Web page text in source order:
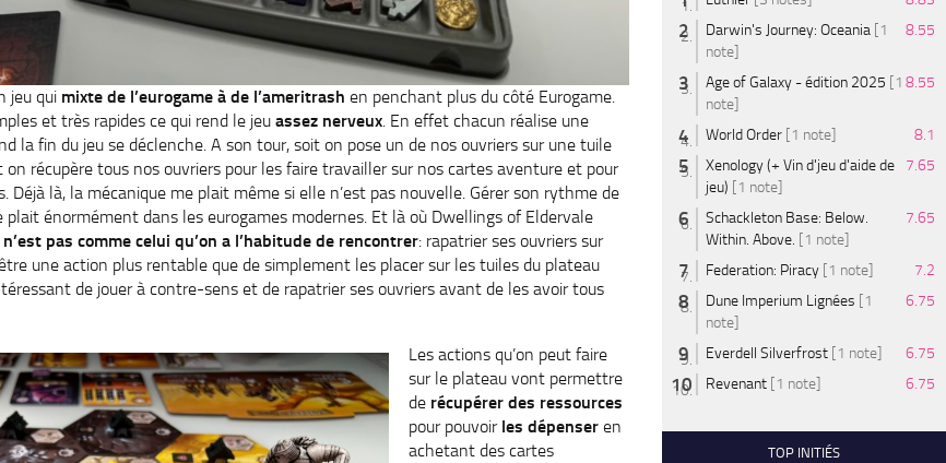
jeu qui mixte de l’eurogame à de l’ameritrash en penchant plus du côté Eurogame.
et très rapides ce qui rend le jeu assez nerveux. En effet chacun réalise une
la fin du jeu se déclenche. A son tour, soit on pose un de nos ouvriers sur une tuile
on récupère tous nos ouvriers pour les faire travailler sur nos cartes aventure et pour
Déjà là, la mécanique me plait même si elle n’est pas nouvelle. Gérer son rythme de
plait énormément dans les eurogames modernes. Et là où Dwellings of Eldervale
pas comme celui qu’on a l’habitude de rencontrer: rapatrier ses ouvriers sur
une action plus rentable que de simplement les placer sur les tuiles du plateau
de jouer à contre-sens et de rapatrier ses ouvriers avant de les avoir tous
Les actions qu’on peut faire
sur le plateau vont permettre
de récupérer des ressources
pour pouvoir les dépenser en
achetant des cartes
Darwin's Journey: Oceania [1
note]
8.55
Age of Galaxy - édition 2025 [1
note]
8.55
World Order [1 note]
8.1
Xenology (+ Vin d'jeu d'aide de
jeu) [1 note]
7.65
Schackleton Base: Below.
Within. Above. [1 note]
7.65
Federation: Piracy [1 note]
7.2
Dune Imperium Lignées [1
note]
6.75
Everdell Silverfrost [1 note]
6.75
Revenant [1 note] 6.75
TOP INITIÉS